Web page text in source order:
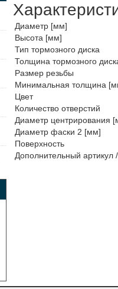
Диаметр [мм]
Высота [мм]
Тип тормозного диска
Толщина тормозного
Размер резьбы
Минимальная толщина
Цвет
Количество отверстий
Диаметр центрирования
Диаметр фаски 2 [мм]
Поверхность
Дополнительный